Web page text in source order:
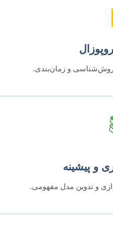
روش‌شناسی و زمان‌بندی.
و تدوین مدل مفهومی.